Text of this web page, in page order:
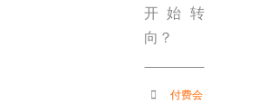
开始转
向？
付费会